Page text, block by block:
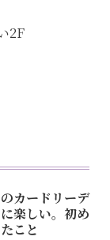
2F
カードリーデ
楽しい。初め
こと